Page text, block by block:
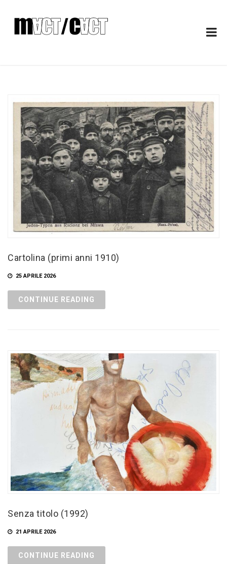
Cartolina (primi anni 1910)
25 APRILE 2026
CONTINUE READING
Senza titolo (1992)
21 APRILE 2026
CONTINUE READING